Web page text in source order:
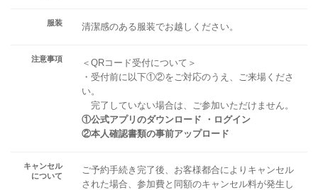
服装 清潔感のある服装でお越しください。
注意事項
＜QRコード受付について＞
・受付前に以下①②をご対応のうえ、ご来場くださ
い。
完了していない場合は、ご参加いただけません。
①公式アプリのダウンロード ・ログイン
②本人確認書類の事前アップロード
キャンセル
について
ご予約手続き完了後、お客様都合によりキャンセル
された場合、参加費と同額のキャンセル料が発生し